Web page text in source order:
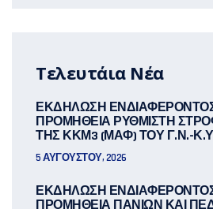
Τελευτάια Νέα
ΕΚΔΗΛΩΣΗ
ΠΡΟΜΗΘΕΙΑ ΡΥΘΜΙΣΤΗ
ΤΗΣ ΚΚΜ3 (ΜΑΦ) ΤΟΥ Γ.Ν.-
5 ΑΥΓΟΎΣΤΟΥ, 2026
ΕΚΔΗΛΩΣΗ
ΠΡΟΜΗΘΕΙΑ ΠΑΝΙΩΝ ΚΑΙ